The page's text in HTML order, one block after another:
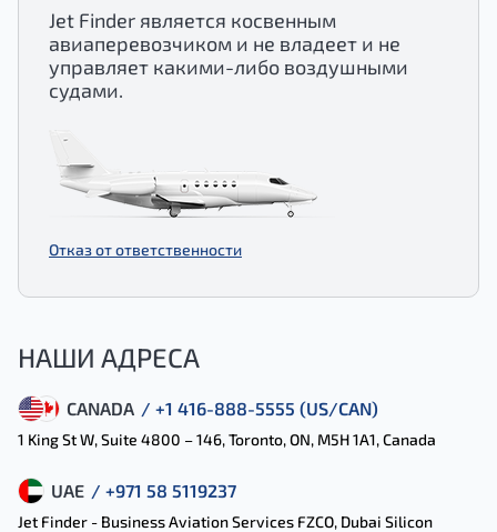
Jet Finder является косвенным
авиаперевозчиком и не владеет и не
управляет какими-либо воздушными
судами.
Отказ от ответственности
НАШИ АДРЕСА
CANADA / +1 416-888-5555 (US/CAN)
1 King St W, Suite 4800 – 146, Toronto, ON, M5H 1A1, Canada
UAE / +971 58 5119237
Jet Finder - Business Aviation Services FZCO, Dubai Silicon